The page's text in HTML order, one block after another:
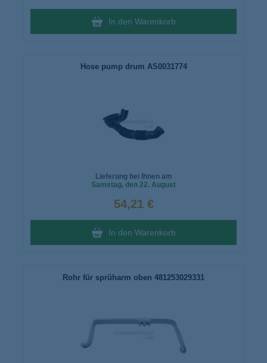
In den Warenkorb
Hose pump drum AS0031774
Lieferung bei Ihnen am
Samstag, den 22. August
54,21 €
In den Warenkorb
Rohr für sprüharm oben 481253029331